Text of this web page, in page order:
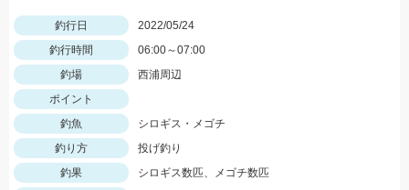
釣行日
2022/05/24
釣行時間
06:00～07:00
釣場
西浦周辺
ポイント
釣魚
シロギス・メゴチ
釣り方
投げ釣り
釣果
シロギス数匹、メゴチ数匹